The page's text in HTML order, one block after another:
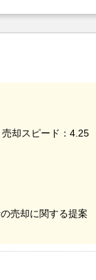
却スピード：4.25
売却に関する提案